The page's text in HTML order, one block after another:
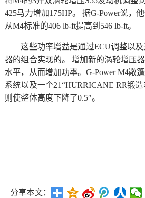
425马力增加175HP。 据G-Power说，
从M4标准的406 lb-ft提高到546 lb-ft。
这些功率增益是通过ECU调整以
器的组合实现的。 增加新的涡轮增压
水平，从而增加功率。G-Power M4敞
系统以及一个21“HURRICANE RR锻
则使整体高度下降了0.5″。
分享本文：